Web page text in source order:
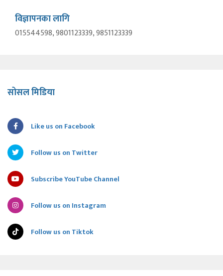
विज्ञापनका लागि
015544598, 9801123339, 9851123339
सोसल मिडिया
Like us on Facebook
Follow us on Twitter
Subscribe YouTube Channel
Follow us on Instagram
Follow us on Tiktok